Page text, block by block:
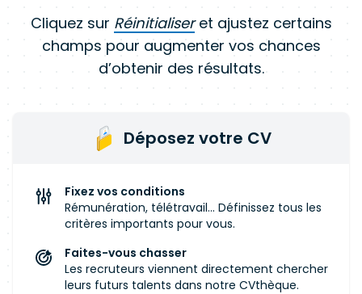
Cliquez sur Réinitialiseret ajustez certains
champs pour augmenter vos chances
d’obtenir des résultats.
Déposez votre CV
Fixez vos conditions
Rémunération, télétravail... Définissez tous les
critères importants pour vous.
Faites-vous chasser
Les recruteurs viennent directement chercher
leurs futurs talents dans notre CVthèque.